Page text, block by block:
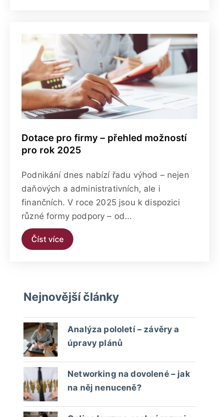
Dotace pro firmy – přehled možností
pro rok 2025
Podnikání dnes nabízí řadu výhod – nejen
daňových a administrativních, ale i
finančních. V roce 2025 jsou k dispozici
různé formy podpory – od...
Číst více
Nejnovější články
Analýza pololetí – závěry a
úpravy plánů
Networking na dovolené – jak
na něj nenuceně?